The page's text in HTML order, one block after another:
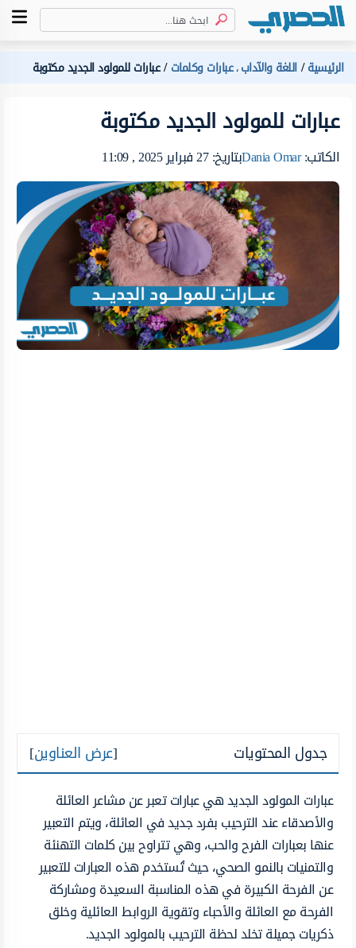
الرئيسية اللغة والآداب،عبارات وكلمات عبارات للمولود الجديد مكتوبة
عبارات للمولود الجديد مكتوبة
الكاتب:Dania Omarبتاريخ: 27 فبراير 2025 , 11:09
جدول المحتويات [عرض العناوين]
عبارات المولودالجديد هيعباراتتعبرعنمشاعر العائلة
والأصدقاء عندالترحيببفردجديد في العائلة،ويتم التعبير
عنهابعبارات الفرحوالحب،وهيتتراوحبينكلمات التهنئة
والتمنياتبالنمو الصحي، حيثتُستخدم هذه العباراتللتعبير
عن الفرحة الكبيرةفيهذه المناسبة السعيدةومشاركة
الفرحةمع العائلةوالأحباءوتقوية الروابطالعائليةوخلق
ذكريات جميلةتخلدلحظة الترحيببالمولودالجديد.